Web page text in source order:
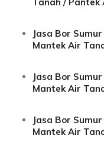
Jasa Bor
Mantek Air
Jasa Bor
Mantek Air
Jasa Bor
Mantek Air